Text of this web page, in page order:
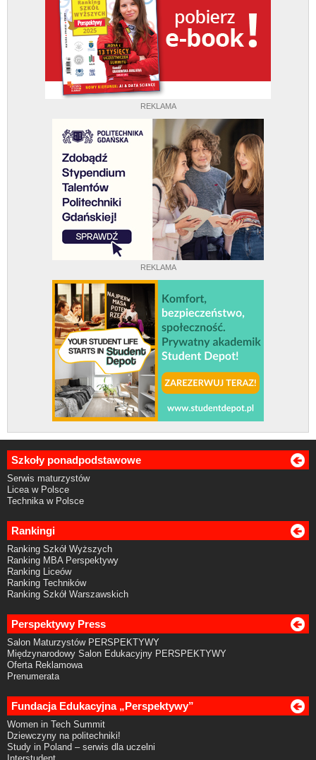
REKLAMA
REKLAMA
Szkoły ponadpodstawowe
Serwis maturzystów
Licea w Polsce
Technika w Polsce
Rankingi
Ranking Szkół Wyższych
Ranking MBA Perspektywy
Ranking Liceów
Ranking Techników
Ranking Szkół Warszawskich
Perspektywy Press
Salon Maturzystów PERSPEKTYWY
Międzynarodowy Salon Edukacyjny PERSPEKTYWY
Oferta Reklamowa
Prenumerata
Fundacja Edukacyjna „Perspektywy”
Women in Tech Summit
Dziewczyny na politechniki!
Study in Poland – serwis dla uczelni